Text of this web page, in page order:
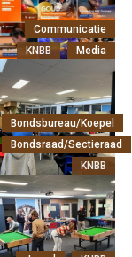
Communicatie
KNBB
Media
Bondsbureau/Koepel
Bondsraad/Sectieraad
KNBB